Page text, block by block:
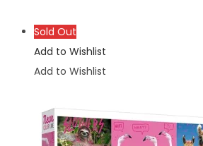
Sold Out
Add to Wishlist
Add to Wishlist